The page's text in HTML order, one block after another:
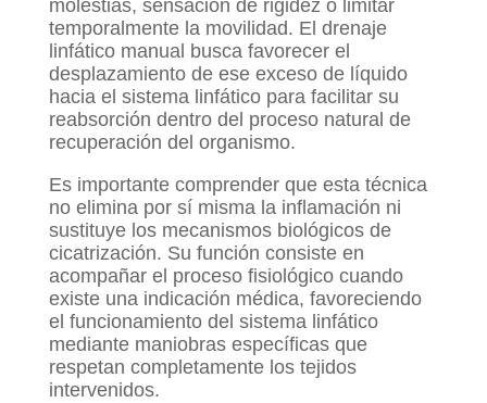
molestias, sensación de rigidez o limitar
temporalmente la movilidad. El drenaje
linfático manual busca favorecer el
desplazamiento de ese exceso de líquido
hacia el sistema linfático para facilitar su
reabsorción dentro del proceso natural de
recuperación del organismo.
Es importante comprender que esta técnica
no elimina por sí misma la inflamación ni
sustituye los mecanismos biológicos de
cicatrización. Su función consiste en
acompañar el proceso fisiológico cuando
existe una indicación médica, favoreciendo
el funcionamiento del sistema linfático
mediante maniobras específicas que
respetan completamente los tejidos
intervenidos.